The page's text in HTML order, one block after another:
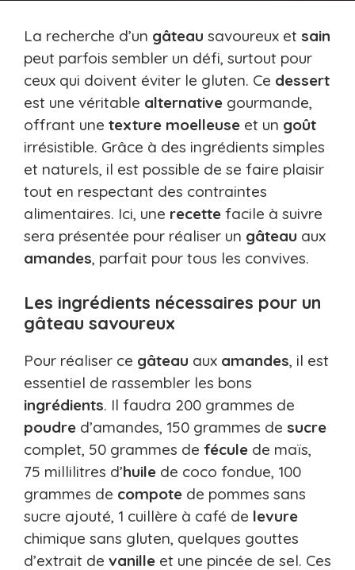
La recherche d’un gâteau savoureux et sain
peut parfois sembler un défi, surtout pour
ceux qui doivent éviter le gluten. Ce dessert
est une véritable alternative gourmande,
offrant une texture moelleuse et un goût
irrésistible. Grâce à des ingrédients simples
et naturels, il est possible de se faire plaisir
tout en respectant des contraintes
alimentaires. Ici, une recette facile à suivre
sera présentée pour réaliser un gâteau aux
amandes, parfait pour tous les convives.
Les ingrédients nécessaires pour un
gâteau savoureux
Pour réaliser ce gâteau aux amandes, il est
essentiel de rassembler les bons
ingrédients. Il faudra 200 grammes de
poudre d’amandes, 150 grammes de sucre
complet, 50 grammes de fécule de maïs,
75 millilitres d’huile de coco fondue, 100
grammes de compote de pommes sans
sucre ajouté, 1 cuillère à café de levure
chimique sans gluten, quelques gouttes
d’extrait de vanille et une pincée de sel. Ces